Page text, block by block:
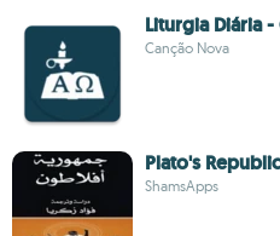
Liturgia Diária
Canção Nova
Plato's
ShamsApps